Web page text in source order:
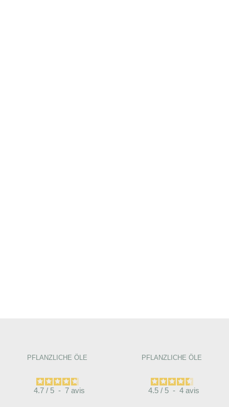
PFLANZLICHE ÖLE
4.7 / 5 - 7 avis
PFLANZLICHE ÖLE
4.5 / 5 - 4 avis